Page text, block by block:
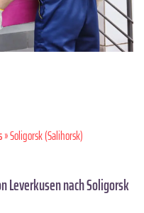
» Soligorsk (Salihorsk)
Leverkusen nach Soligorsk